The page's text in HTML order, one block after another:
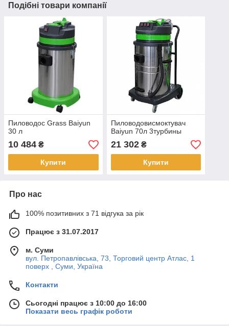
Подібні товари компанії
Пиловодос Grass Baiyun
30 л
10 484 ₴
Купити
Пиловодовисмоктувач
Baiyun 70л 3турбины
21 302₴
Купити
Про нас
100% позитивних з 71 відгука за рік
Працює з 31.07.2017
м. Суми
вул. Петропавлівська, 73, Торговий центр Атлас, 1
поверх , Суми, Україна
Контакти
Сьогодні працює з 10:00 до 16:00
Показати весь графік роботи